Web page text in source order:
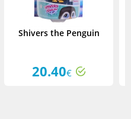
Shivers the Penguin
20.40€